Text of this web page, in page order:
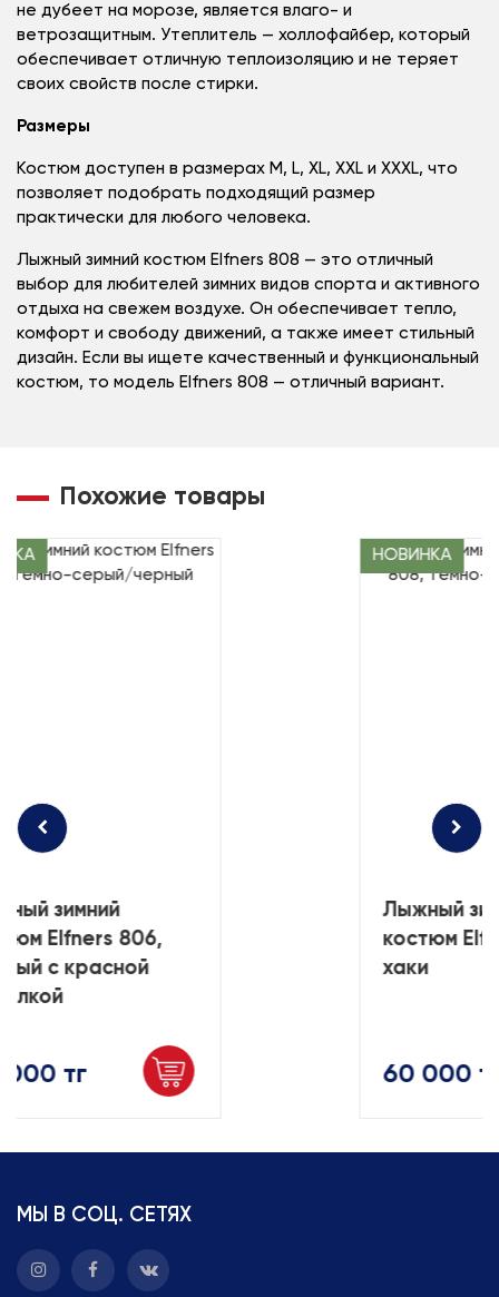
не дубеет на морозе, является влаго- и
ветрозащитным. Утеплитель — холлофайбер, который
обеспечивает отличную теплоизоляцию и не теряет
своих свойств после стирки.
Размеры
Костюм доступен в размерах M, L, XL, XXL и XXXL, что
позволяет подобрать подходящий размер
практически для любого человека.
Лыжный зимний костюм Elfners 808 — это отличный
выбор для любителей зимних видов спорта и активного
отдыха на свежем воздухе. Он обеспечивает тепло,
комфорт и свободу движений, а также имеет стильный
дизайн. Если вы ищете качественный и функциональный
костюм, то модель Elfners 808 — отличный вариант.
Похожие товары
зимний
Elfners 806,
с красной
тг
НОВИНКА
Лыжный
костюм
хаки
60 000 тг
МЫ В СОЦ. СЕТЯХ